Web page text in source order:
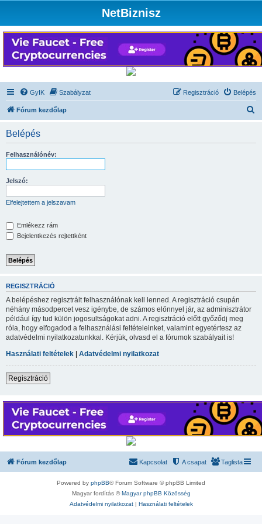
NetBiznisz
GyIK Szabályzat Belépés
Regisztráció
Fórum kezdőlap
Belépés
Felhasználónév:
Jelszó:
Elfelejtettem a jelszavam
Emlékezz rám
Bejelentkezés rejtettként
REGISZTRÁCIÓ
A belépéshez regisztrált felhasználónak kell lenned. A regisztráció csupán
néhány másodpercet vesz igénybe, de számos előnnyel jár, az adminisztrátor
például így tud külön jogosultságokat adni. A regisztráció előtt győződj meg
róla, hogy elfogadod a felhasználási feltételeinket, valamint egyetértesz az
adatvédelmi nyilatkozatunkkal. Kérjük, olvasd el a fórumok szabályait is!
Használati feltételek | Adatvédelmi nyilatkozat
Regisztráció
Fórum kezdőlap Taglista
A csapat
Kapcsolat
Powered by phpBB® Forum Software © phpBB Limited
Magyar fordítás ©Magyar phpBB Közösség
Adatvédelmi nyilatkozat| Használati feltételek